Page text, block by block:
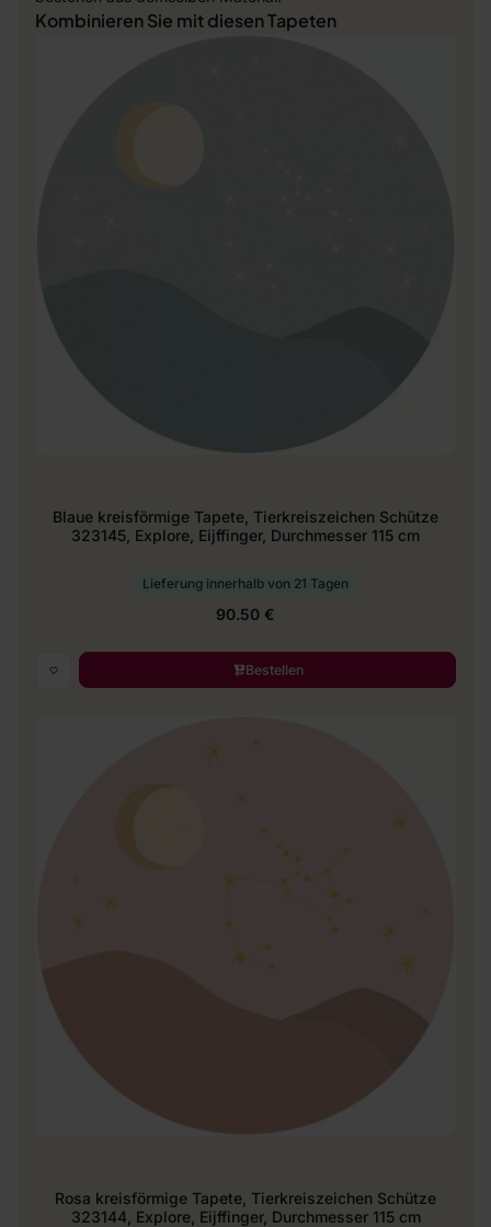
Kombinieren Sie mit diesen Tapeten
Blaue kreisförmige Tapete, Tierkreiszeichen Schütze
323145, Explore, Eijffinger, Durchmesser 115 cm
Lieferung innerhalb von 21 Tagen
90.50 €
Bestellen
Rosa kreisförmige Tapete, Tierkreiszeichen Schütze
323144, Explore, Eijffinger, Durchmesser 115 cm